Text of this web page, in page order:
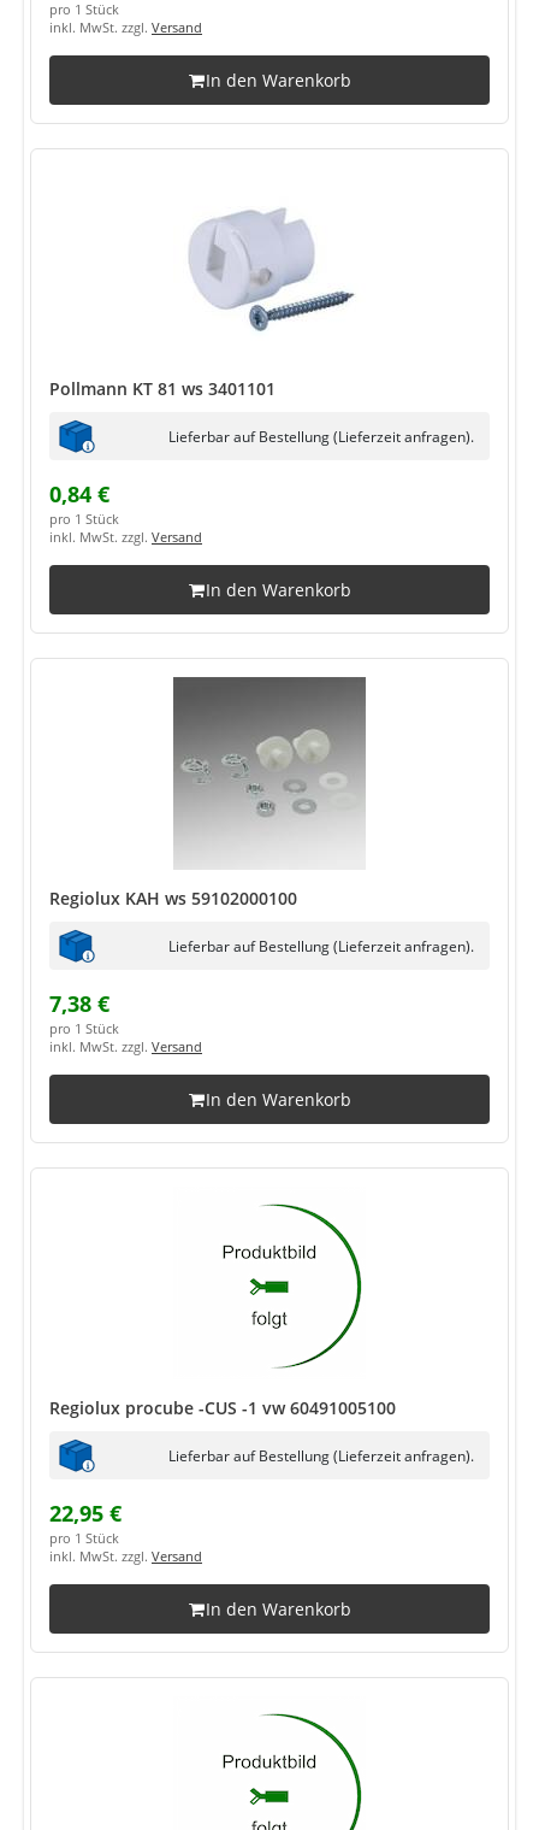
pro 1 Stück
inkl. MwSt. zzgl. Versand
In den Warenkorb
Pollmann KT 81 ws 3401101
Lieferbar auf Bestellung (Lieferzeit anfragen).
0,84 €
pro 1 Stück
inkl. MwSt. zzgl. Versand
In den Warenkorb
Regiolux KAH ws 59102000100
Lieferbar auf Bestellung (Lieferzeit anfragen).
7,38 €
pro 1 Stück
inkl. MwSt. zzgl. Versand
In den Warenkorb
Regiolux procube -CUS -1 vw 60491005100
Lieferbar auf Bestellung (Lieferzeit anfragen).
22,95 €
pro 1 Stück
inkl. MwSt. zzgl. Versand
In den Warenkorb